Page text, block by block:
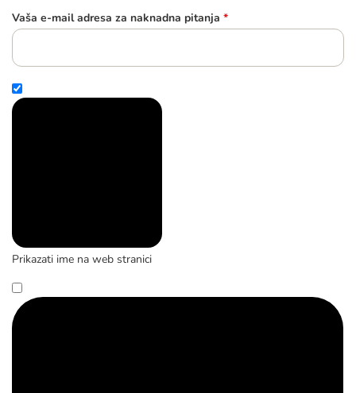
Vaša e-mail adresa za naknadna pitanja *
Prikazati ime na web stranici